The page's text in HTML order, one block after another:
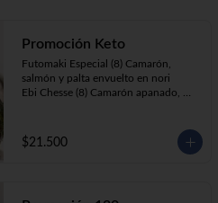
Promoción Keto
Futomaki Especial (8) Camarón,
salmón y palta envuelto en nori
Ebi Chesse (8) Camarón apanado,
nueces .
Sake Ebi (8) Camarón, salmón, queso
$21.500